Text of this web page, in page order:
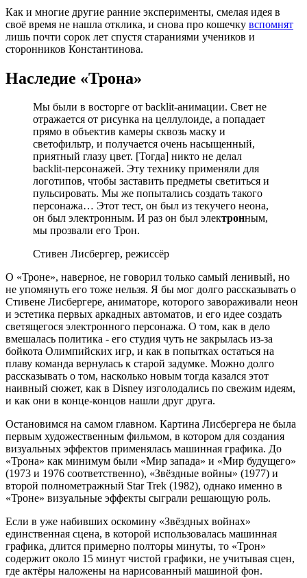
Как и многие другие ранние эксперименты, смелая идея в
своё время не нашла отклика, и снова про кошечку вспомнят
лишь почти сорок лет спустя стараниями учеников и
сторонников Константинова.
Наследие «Трона»
Мы были в восторге от backlit-анимации. Свет не
отражается от рисунка на целлулоиде, а попадает
прямо в объектив камеры сквозь маску и
светофильтр, и получается очень насыщенный,
приятный глазу цвет. [Тогда] никто не делал
backlit-персонажей. Эту технику применяли для
логотипов, чтобы заставить предметы светиться и
пульсировать. Мы же попытались создать такого
персонажа… Этот тест, он был из текучего неона,
он был электронным. И раз он был электронным,
мы прозвали его Трон.
Стивен Лисбергер, режиссёр
О «Троне», наверное, не говорил только самый ленивый, но
не упомянуть его тоже нельзя. Я бы мог долго рассказывать о
Стивене Лисбергере, аниматоре, которого завораживали неон
и эстетика первых аркадных автоматов, и его идее создать
светящегося электронного персонажа. О том, как в дело
вмешалась политика ‑ его студия чуть не закрылась из-за
бойкота Олимпийских игр, и как в попытках остаться на
плаву команда вернулась к старой задумке. Можно долго
рассказывать о том, насколько новым тогда казался этот
наивный сюжет, как в Disney изголодались по свежим идеям,
и как они в конце-концов нашли друг друга.
Остановимся на самом главном. Картина Лисбергера не была
первым художественным фильмом, в котором для создания
визуальных эффектов применялась машинная графика. До
«Трона» как минимум были «Мир запада» и «Мир будущего»
(1973 и 1976 соответственно), «Звёздные войны» (1977) и
второй полнометражный Star Trek (1982), однако именно в
«Троне» визуальные эффекты сыграли решающую роль.
Если в уже набивших оскомину «Звёздных войнах»
единственная сцена, в которой использовалась машинная
графика, длится примерно полторы минуты, то «Трон»
содержит около 15 минут чистой графики, не учитывая сцен,
где актёры наложены на нарисованный машиной фон.